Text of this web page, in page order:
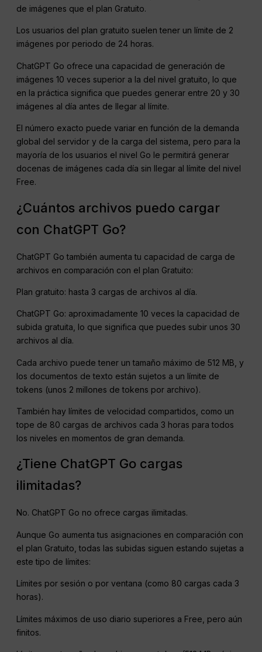
de imágenes que el plan Gratuito.
Los usuarios del plan gratuito suelen tener un límite de 2
imágenes por periodo de 24 horas.
ChatGPT Go ofrece una capacidad de generación de
imágenes 10 veces superior a la del nivel gratuito, lo que
en la práctica significa que puedes generar entre 20 y 30
imágenes al día antes de llegar al límite.
El número exacto puede variar en función de la demanda
global del servidor y de la carga del sistema, pero para la
mayoría de los usuarios el nivel Go le permitirá generar
docenas de imágenes cada día sin llegar al límite del nivel
Free.
¿Cuántos archivos puedo cargar
con ChatGPT Go?
ChatGPT Go también aumenta tu capacidad de carga de
archivos en comparación con el plan Gratuito:
Plan gratuito: hasta 3 cargas de archivos al día.
ChatGPT Go: aproximadamente 10 veces la capacidad de
subida gratuita, lo que significa que puedes subir unos 30
archivos al día.
Cada archivo puede tener un tamaño máximo de 512 MB, y
los documentos de texto están sujetos a un límite de
tokens (unos 2 millones de tokens por archivo).
También hay límites de velocidad compartidos, como un
tope de 80 cargas de archivos cada 3 horas para todos
los niveles en momentos de gran demanda.
¿Tiene ChatGPT Go cargas
ilimitadas?
No. ChatGPT Go no ofrece cargas ilimitadas.
Aunque Go aumenta tus asignaciones en comparación con
el plan Gratuito, todas las subidas siguen estando sujetas a
este tipo de límites:
Límites por sesión o por ventana (como 80 cargas cada 3
horas).
Límites máximos de uso diario superiores a Free, pero aún
finitos.